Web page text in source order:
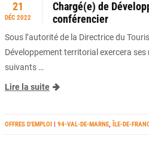
21
DÉC 2022
Chargé(e) de
conférencier
Sous l’autorité de la Directrice du
Développement territorial exercera
suivants …
Lire la suite
OFFRES D’EMPLOI | 94-VAL-DE-MARNE, ÎLE-DE-